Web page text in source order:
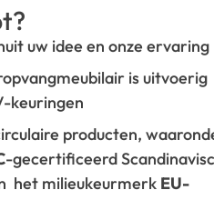
uw idee en onze ervaring
is uitvoerig
keuringen
producten,
-gecertificeerd
het milieukeurmerk EU-